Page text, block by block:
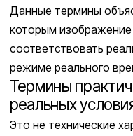
Данные термины
которым
соответствовать
режиме реального
Термины
реальных
Это не технические